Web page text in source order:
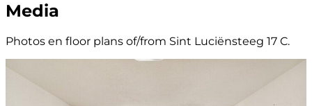
Media
Photos en floor plans of/from Sint Luciënsteeg 17 C.